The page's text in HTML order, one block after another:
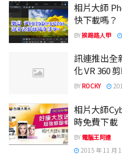
相片大師
快下載嗎？
BY挨踢路人甲
訊連推出全
化 VR 360
BY ROCKY
相片大師
時免費下載
BY 電腦王阿達
2015 年 11 月